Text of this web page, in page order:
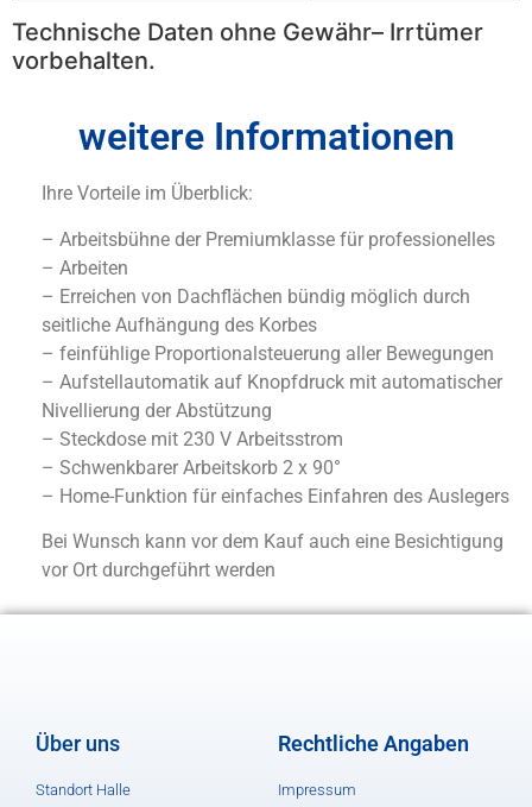
Technische Daten ohne Gewähr– Irrtümer
vorbehalten.
weitere Informationen
Ihre Vorteile im Überblick:
– Arbeitsbühne der Premiumklasse für professionelles
– Arbeiten
– Erreichen von Dachflächen bündig möglich durch
seitliche Aufhängung des Korbes
– feinfühlige Proportionalsteuerung aller Bewegungen
– Aufstellautomatik auf Knopfdruck mit automatischer
Nivellierung der Abstützung
– Steckdose mit 230 V Arbeitsstrom
– Schwenkbarer Arbeitskorb 2 x 90°
– Home-Funktion für einfaches Einfahren des Auslegers
Bei Wunsch kann vor dem Kauf auch eine Besichtigung
vor Ort durchgeführt werden
Über uns
Standort Halle
Rechtliche Angaben
Impressum